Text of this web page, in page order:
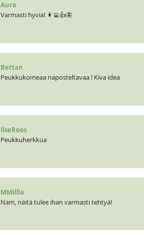
Aura
Varmasti hyviä! 👩‍💻👍🦋
Bettan
Peukkukomeaa naposteltavaa ! Kiva idea
IlseRoos
Peukkuherkkua
MMillla
Nam, näitä tulee ihan varmasti tehtyä!